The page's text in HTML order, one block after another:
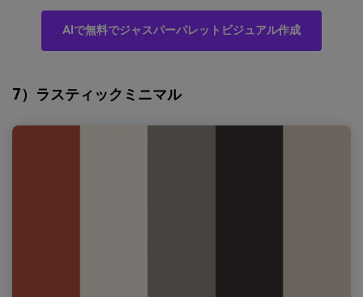
AIで無料でジャスパーパレットビジュアル作成
7）ラスティックミニマル